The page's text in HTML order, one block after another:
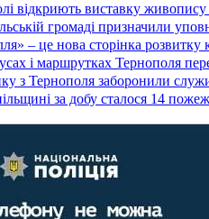
відкриють виставку
громаді призначили
– це нова сторінка
і маршрутках Тернополя
з Тернополя заборонили
за добу сталося 14 пожеж